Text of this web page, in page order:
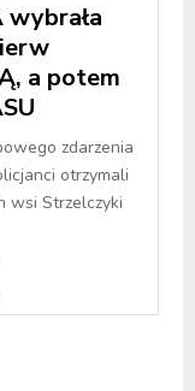
wybrała
a potem
zdarzenia
otrzymali
wsi Strzelczyki